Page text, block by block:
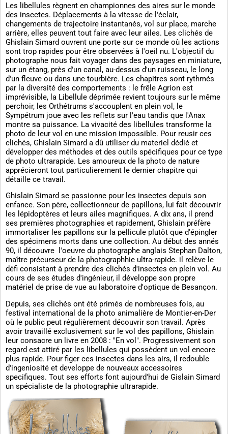
Les libellules règnent en championnes des aires sur le monde
des insectes. Déplacements à la vitesse de l'éclair,
changements de trajectoire instantanés, vol sur place, marche
arrière, elles peuvent tout faire avec leur ailes. Les clichés de
Ghislain Simard ouvrent une porte sur ce monde où les actions
sont trop rapides pour être observées à l'oeil nu. L'objectif du
photographe nous fait voyager dans des paysages en miniature,
sur un étang, près d'un canal, au-dessus d'un ruisseau, le long
d'un fleuve ou dans une tourbière. Les chapitres sont rythmés
par la diversité des comportements : le frêle Agrion est
imprévisible, la Libellule déprimée revient toujours sur le même
perchoir, les Orthétrums s'accouplent en plein vol, le
Sympétrum joue avec les reflets sur l'eau tandis que l'Anax
montre sa puissance. La vivacité des libellules transforme la
photo de leur vol en une mission impossible. Pour reusir ces
clichés, Ghislain Simard a dû utiliser du materiel dédié et
développer des méthodes et des outils spécifiques pour ce type
de photo ultrarapide. Les amoureux de la photo de nature
apprécieront tout particulierement le dernier chapitre qui
détaille ce travail.
Ghislain Simard se passionne pour les insectes depuis son
enfance. Son père, collectionneur de papillons, lui fait découvrir
les lépidoptères et leurs ailes magnifiques. A dix ans, il prend
ses premières photographies et rapidement, Ghislain préfère
immortaliser les papillons sur la pellicule plutôt que d'épingler
des spécimens morts dans une collection. Au début des annés
90, il découvre l'oeuvre du photographe anglais Stephan Dalton,
maître précurseur de la photographhie ultra-rapide. il relève le
défi consistant à prendre des clichés d'insectes en plein vol. Au
cours de ses études d'ingénieur, il développe son propre
matériel de prise de vue au laboratoire d'optique de Besançon.
Depuis, ses clichés ont été primés de nombreuses fois, au
festival international de la photo animalière de Montier-en-Der
où le public peut régulièrement découvrir son travail. Après
avoir travaillé exclusivement sur le vol des papillons, Ghislain
leur consacre un livre en 2008 : "En vol". Progressivement son
regard est attiré par les libellules qui possèdent un vol encore
plus rapide. Pour figer ces insectes dans les airs, il redouble
d'ingeniosité et developpe de nouveaux accessoires
specifiques. Tout ses efforts font aujourd'hui de Gislain Simard
un spécialiste de la photographie ultrarapide.